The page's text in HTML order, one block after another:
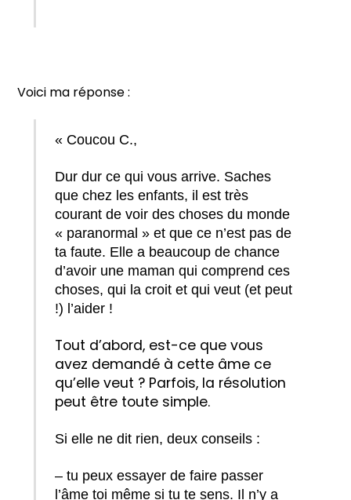
Voici ma réponse :
« Coucou C.,
Dur dur ce qui vous arrive. Saches
que chez les enfants, il est très
courant de voir des choses du monde
« paranormal » et que ce n’est pas de
ta faute. Elle a beaucoup de chance
d’avoir une maman qui comprend ces
choses, qui la croit et qui veut (et peut
!) l’aider !
Tout d’abord, est-ce que vous
avez demandé à cette âme ce
qu’elle veut ? Parfois, la résolution
peut être toute simple.
Si elle ne dit rien, deux conseils :
– tu peux essayer de faire passer
l’âme toi même si tu te sens. Il n’y a